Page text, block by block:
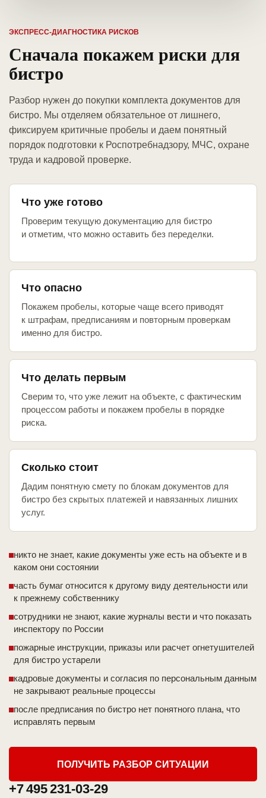
ЭКСПРЕСС-ДИАГНОСТИКА РИСКОВ
Сначала покажем риски для
бистро
Разбор нужен до покупки комплекта документов для
бистро. Мы отделяем обязательное от лишнего,
фиксируем критичные пробелы и даем понятный
порядок подготовки к Роспотребнадзору, МЧС, охране
труда и кадровой проверке.
Что уже готово
Проверим текущую документацию для бистро
и отметим, что можно оставить без переделки.
Что опасно
Покажем пробелы, которые чаще всего приводят
к штрафам, предписаниям и повторным проверкам
именно для бистро.
Что делать первым
Сверим то, что уже лежит на объекте, с фактическим
процессом работы и покажем пробелы в порядке
риска.
Сколько стоит
Дадим понятную смету по блокам документов для
бистро без скрытых платежей и навязанных лишних
услуг.
никто не знает, какие документы уже есть на объекте и в
каком они состоянии
часть бумаг относится к другому виду деятельности или
к прежнему собственнику
сотрудники не знают, какие журналы вести и что показать
инспектору по России
пожарные инструкции, приказы или расчет огнетушителей
для бистро устарели
кадровые документы и согласия по персональным данным
не закрывают реальные процессы
после предписания по бистро нет понятного плана, что
исправлять первым
ПОЛУЧИТЬ РАЗБОР СИТУАЦИИ
+7 495 231-03-29